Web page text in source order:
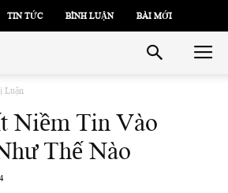
TIN TỨC BÌNH LUẬN BÀI MỚI
Luận
Niềm Tin Vào
Thế Nào